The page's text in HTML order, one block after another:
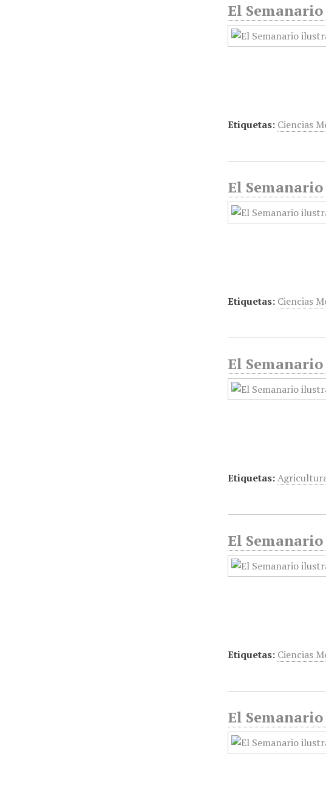
El
Etiquetas: Ciencias
El
Etiquetas: Ciencias
El
Etiquetas:
El
Etiquetas: Ciencias
El